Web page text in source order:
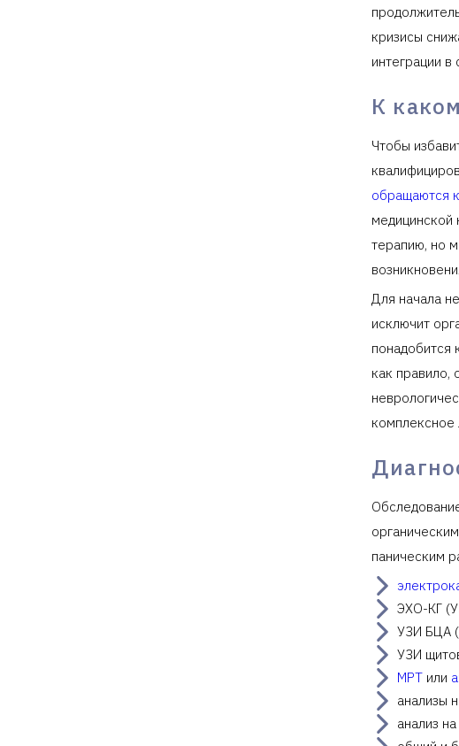
кризисы
интеграции в
К
Чтобы
обращаются
медицинской
терапию, но
Для начала
исключит
понадобится
как правило,
комплексное
паническим
ЭХО-КГ
УЗИ БЦА
УЗИ
МРТ или
анализы
анализ